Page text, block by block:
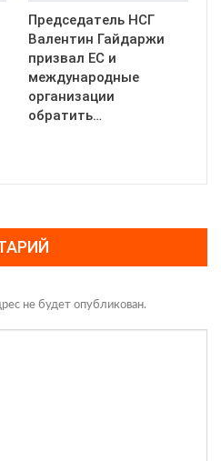
Председатель НСГ
Валентин Гайдаржи
призвал ЕС и
международные
организации
обратить…
не будет опубликован.